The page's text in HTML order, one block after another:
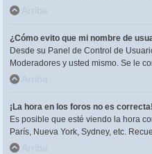
Arriba
¿Cómo evito que mi nombre de
Desde su Panel de Control de
Moderadores y usted mismo. Se le
Arriba
¡La hora en los foros no es correcta!
Es posible que esté viendo la hora
París, Nueva York, Sydney, etc.
Arriba